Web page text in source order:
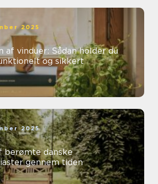
2025
af vinduer: Sådan holder du
og sikkert
2025
danske
gennem tiden